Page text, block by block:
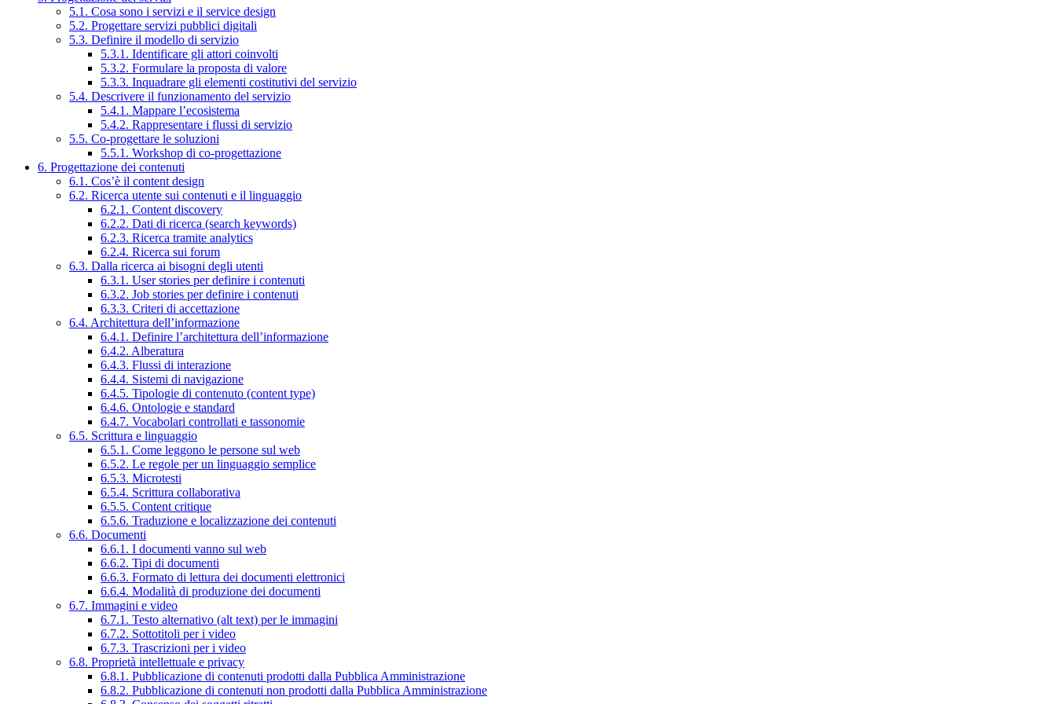
5.1. Cosa sono i servizi e il service design
5.2. Progettare servizi pubblici digitali
5.3. Definire il modello di servizio
5.3.1. Identificare gli attori coinvolti
5.3.2. Formulare la proposta di valore
5.3.3. Inquadrare gli elementi costitutivi del servizio
5.4. Descrivere il funzionamento del servizio
5.4.1. Mappare l’ecosistema
5.4.2. Rappresentare i flussi di servizio
5.5. Co-progettare le soluzioni
5.5.1. Workshop di co-progettazione
6. Progettazione dei contenuti
6.1. Cos’è il content design
6.2. Ricerca utente sui contenuti e il linguaggio
6.2.1. Content discovery
6.2.2. Dati di ricerca (search keywords)
6.2.3. Ricerca tramite analytics
6.2.4. Ricerca sui forum
6.3. Dalla ricerca ai bisogni degli utenti
6.3.1. User stories per definire i contenuti
6.3.2. Job stories per definire i contenuti
6.3.3. Criteri di accettazione
6.4. Architettura dell’informazione
6.4.1. Definire l’architettura dell’informazione
6.4.2. Alberatura
6.4.3. Flussi di interazione
6.4.4. Sistemi di navigazione
6.4.5. Tipologie di contenuto (content type)
6.4.6. Ontologie e standard
6.4.7. Vocabolari controllati e tassonomie
6.5. Scrittura e linguaggio
6.5.1. Come leggono le persone sul web
6.5.2. Le regole per un linguaggio semplice
6.5.3. Microtesti
6.5.4. Scrittura collaborativa
6.5.5. Content critique
6.5.6. Traduzione e localizzazione dei contenuti
6.6. Documenti
6.6.1. I documenti vanno sul web
6.6.2. Tipi di documenti
6.6.3. Formato di lettura dei documenti elettronici
6.6.4. Modalità di produzione dei documenti
6.7. Immagini e video
6.7.1. Testo alternativo (alt text) per le immagini
6.7.2. Sottotitoli per i video
6.7.3. Trascrizioni per i video
6.8. Proprietà intellettuale e privacy
6.8.1. Pubblicazione di contenuti prodotti dalla Pubblica Amministrazione
6.8.2. Pubblicazione di contenuti non prodotti dalla Pubblica Amministrazione